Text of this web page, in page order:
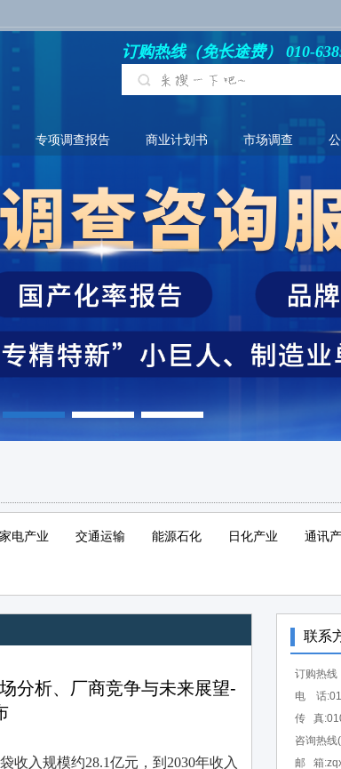
订购热线（免长途费） 010-
专项调查报告 商业计划书 市场调查
家电产业 交通运输 能源石化 日化产业 通讯
分析、厂商竞争与未来展望-
收入规模约28.1亿元，到2030年收入
联系
订购热线
电 话
传 真
咨询热
邮 箱